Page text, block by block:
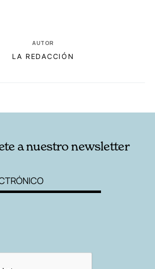
AUTOR
LA REDACCIÓN
a nuestro newsletter